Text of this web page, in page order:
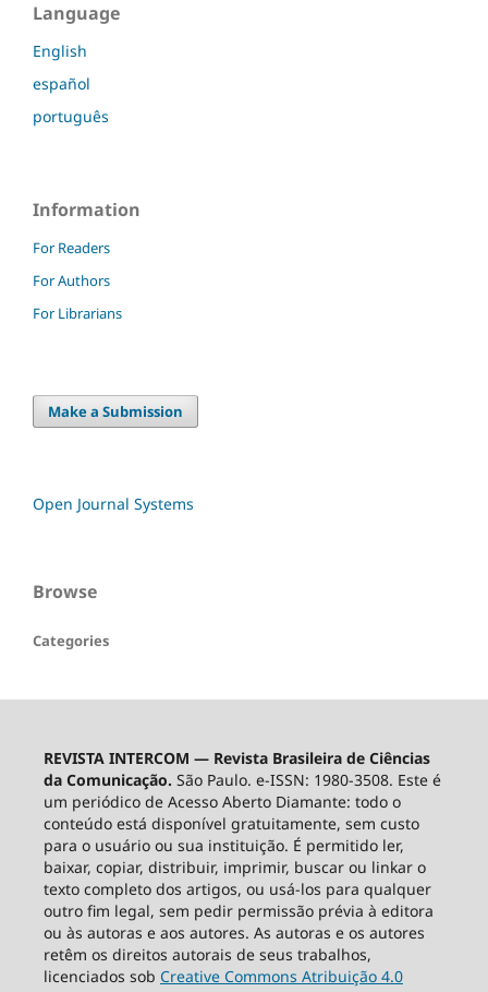
Language
English
español
português
Information
For Readers
For Authors
For Librarians
Make a Submission
Open Journal Systems
Browse
Categories
REVISTA INTERCOM — Revista Brasileira de Ciências
da Comunicação. São Paulo. e-ISSN: 1980-3508. Este é
um periódico de Acesso Aberto Diamante: todo o
conteúdo está disponível gratuitamente, sem custo
para o usuário ou sua instituição. É permitido ler,
baixar, copiar, distribuir, imprimir, buscar ou linkar o
texto completo dos artigos, ou usá-los para qualquer
outro fim legal, sem pedir permissão prévia à editora
ou às autoras e aos autores. As autoras e os autores
retêm os direitos autorais de seus trabalhos,
licenciados sob Creative Commons Atribuição 4.0